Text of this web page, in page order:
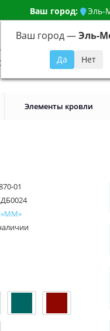
Ваш город: Эль-
Ваш город —Эль-
648-92-94
Элементы кровли
01